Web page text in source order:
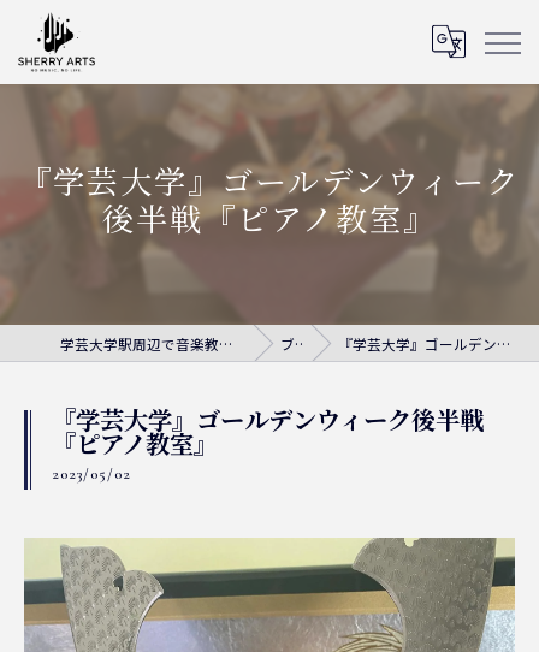
『学芸大学』ゴールデンウィーク
後半戦『ピアノ教室』
学芸大学駅周辺で音楽教室ならシェリー・アーツ音楽教室 ブログ 『学芸大学』ゴールデンウィーク後半戦『ピアノ教室』
『学芸大学』ゴールデンウィーク後半戦
『ピアノ教室』
2023/05/02